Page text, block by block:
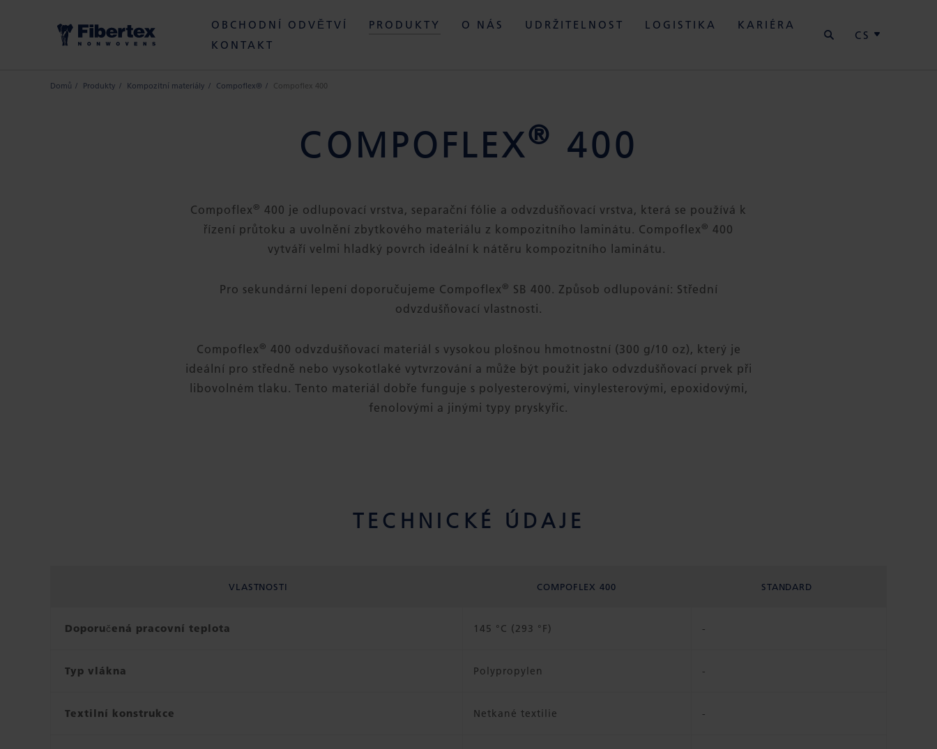
OBCHODNÍ ODVĚTVÍ PRODUKTY O NÁS UDRŽITELNOST LOGISTIKA
KARIÉRA
KONTAKT
CS
Domů Produkty Kompozitní materiály Compoflex® Compoflex 400
COMPOFLEX® 400
Compoflex ® 400 je odlupovací vrstva, separační fólie a odvzdušňovací vrstva, která se používá k
řízení průtoku a uvolnění zbytkového materiálu z kompozitního laminátu. Compoflex ® 400
vytváří velmi hladký povrch ideální k nátěru kompozitního laminátu.
Pro sekundární lepení doporučujeme Compoflex ® SB 400. Způsob odlupování: Střední
odvzdušňovací vlastnosti.
Compoflex ® 400 odvzdušňovací materiál s vysokou plošnou hmotnostní (300 g/10 oz), který je
ideální pro středně nebo vysokotlaké vytvrzování a může být použit jako odvzdušňovací prvek při
libovolném tlaku. Tento materiál dobře funguje s polyesterovými, vinylesterovými, epoxidovými,
fenolovými a jinými typy pryskyřic.
TECHNICKÉ ÚDAJE
VLASTNOSTI COMPOFLEX 400 STANDARD
Doporučená pracovní teplota 145 °C (293 °F) -
Typ vlákna Polypropylen -
Textilní konstrukce Netkané textilie -